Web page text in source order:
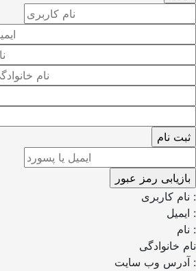
نام کاربری :
ایمیل :
نام :
نام خانوادگی
آدرس وب سایت :